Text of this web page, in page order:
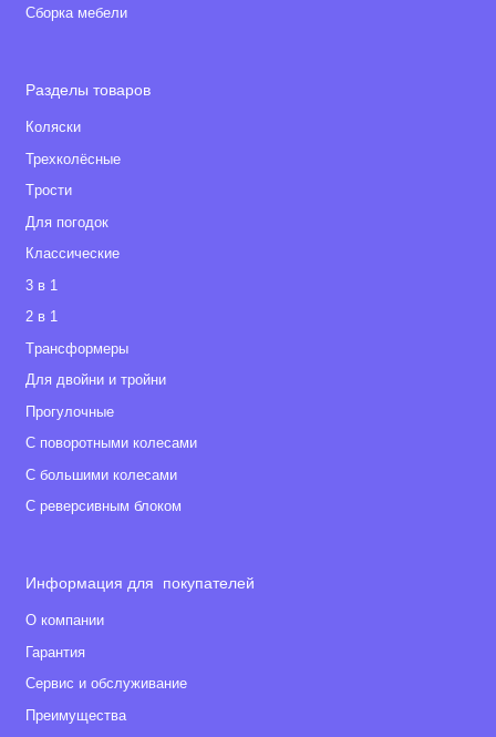
Сборка мебели
Разделы товаров
Коляски
Трехколёсные
Tрости
Для погодок
Классические
3 в 1
2 в 1
Tрансформеры
Для двойни и тройни
Прогулочные
С поворотными колесами
С большими колесами
С реверсивным блоком
Информация для покупателей
О компании
Гарантия
Сервис и обслуживание
Преимущества